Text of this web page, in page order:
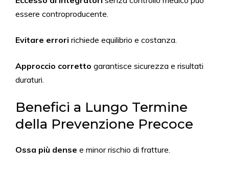
essere controproducente.
Evitare errori richiede equilibrio e costanza.
Approccio corretto garantisce sicurezza e risultati
duraturi.
Benefici a Lungo Termine
della Prevenzione Precoce
Ossa più dense e minor rischio di fratture.